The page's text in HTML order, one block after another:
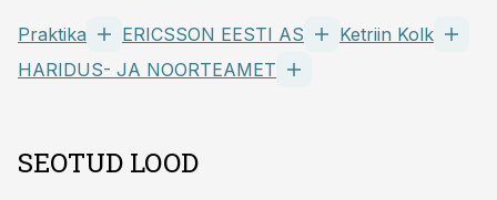
Praktika ERICSSON EESTI AS
Ketriin Kolk
HARIDUS- JA NOORTEAMET
SEOTUD LOOD